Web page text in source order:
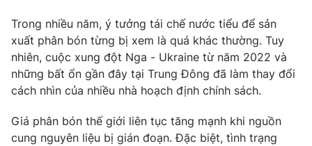
Trong nhiều năm, ý tưởng tái chế nước tiểu để sản
xuất phân bón từng bị xem là quá khác thường. Tuy
nhiên, cuộc xung đột Nga - Ukraine từ năm 2022 và
những bất ổn gần đây tại Trung Đông đã làm thay đổi
cách nhìn của nhiều nhà hoạch định chính sách.
Giá phân bón thế giới liên tục tăng mạnh khi nguồn
cung nguyên liệu bị gián đoạn. Đặc biệt, tình trạng